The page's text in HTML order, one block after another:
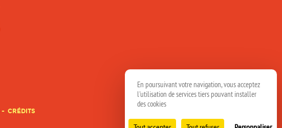
CRÉDITS
En poursuivant votre navigation, vous acceptez
l'utilisation de services tiers pouvant installer
des cookies